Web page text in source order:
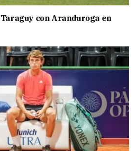
con Aranduroga en